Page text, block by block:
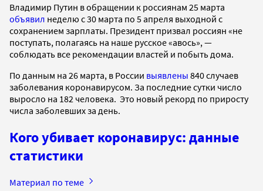
Владимир Путин в обращении к россиянам 25 марта
объявил неделю с 30 марта по 5 апреля выходной с
сохранением зарплаты. Президент призвал россиян «не
поступать, полагаясь на наше русское «авось», —
соблюдать все рекомендации властей и побыть дома.
По данным на 26 марта, в России выявлены 840 случаев
заболевания коронавирусом. За последние сутки число
выросло на 182 человека. Это новый рекорд по приросту
числа заболевших за день.
Кого убивает коронавирус: данные
статистики
Материал по теме